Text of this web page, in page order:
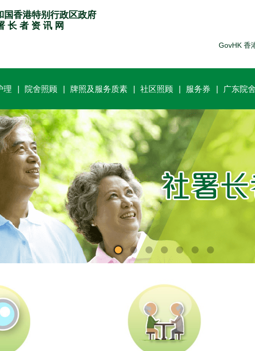
国香港特别行政区政府
长 者 资 讯 网
GovHK 香
理 院舍照顾 牌照及服务质素 社区照顾 服务券 广东院